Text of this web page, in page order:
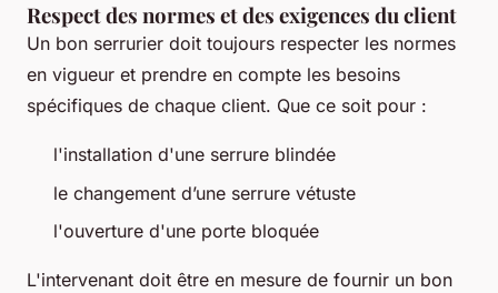
Respect des normes et des exigences du client
Un bon serrurier doit toujours respecter les normes
en vigueur et prendre en compte les besoins
spécifiques de chaque client. Que ce soit pour :
l'installation d'une serrure blindée
le changement d’une serrure vétuste
l'ouverture d'une porte bloquée
L'intervenant doit être en mesure de fournir un bon